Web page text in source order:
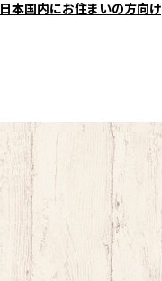
日本国内にお住まいの方向け